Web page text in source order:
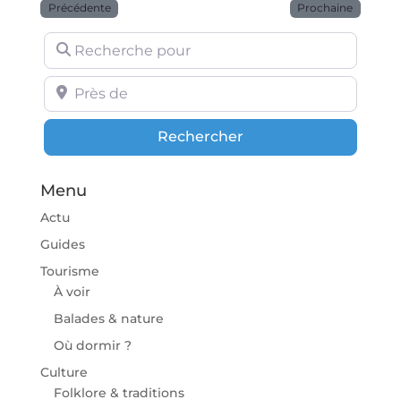
Précédente Prochaine
Recherche pour
Près de
RechercherRechercher
Menu
Actu
Guides
Tourisme
À voir
Balades & nature
Où dormir ?
Culture
Folklore & traditions